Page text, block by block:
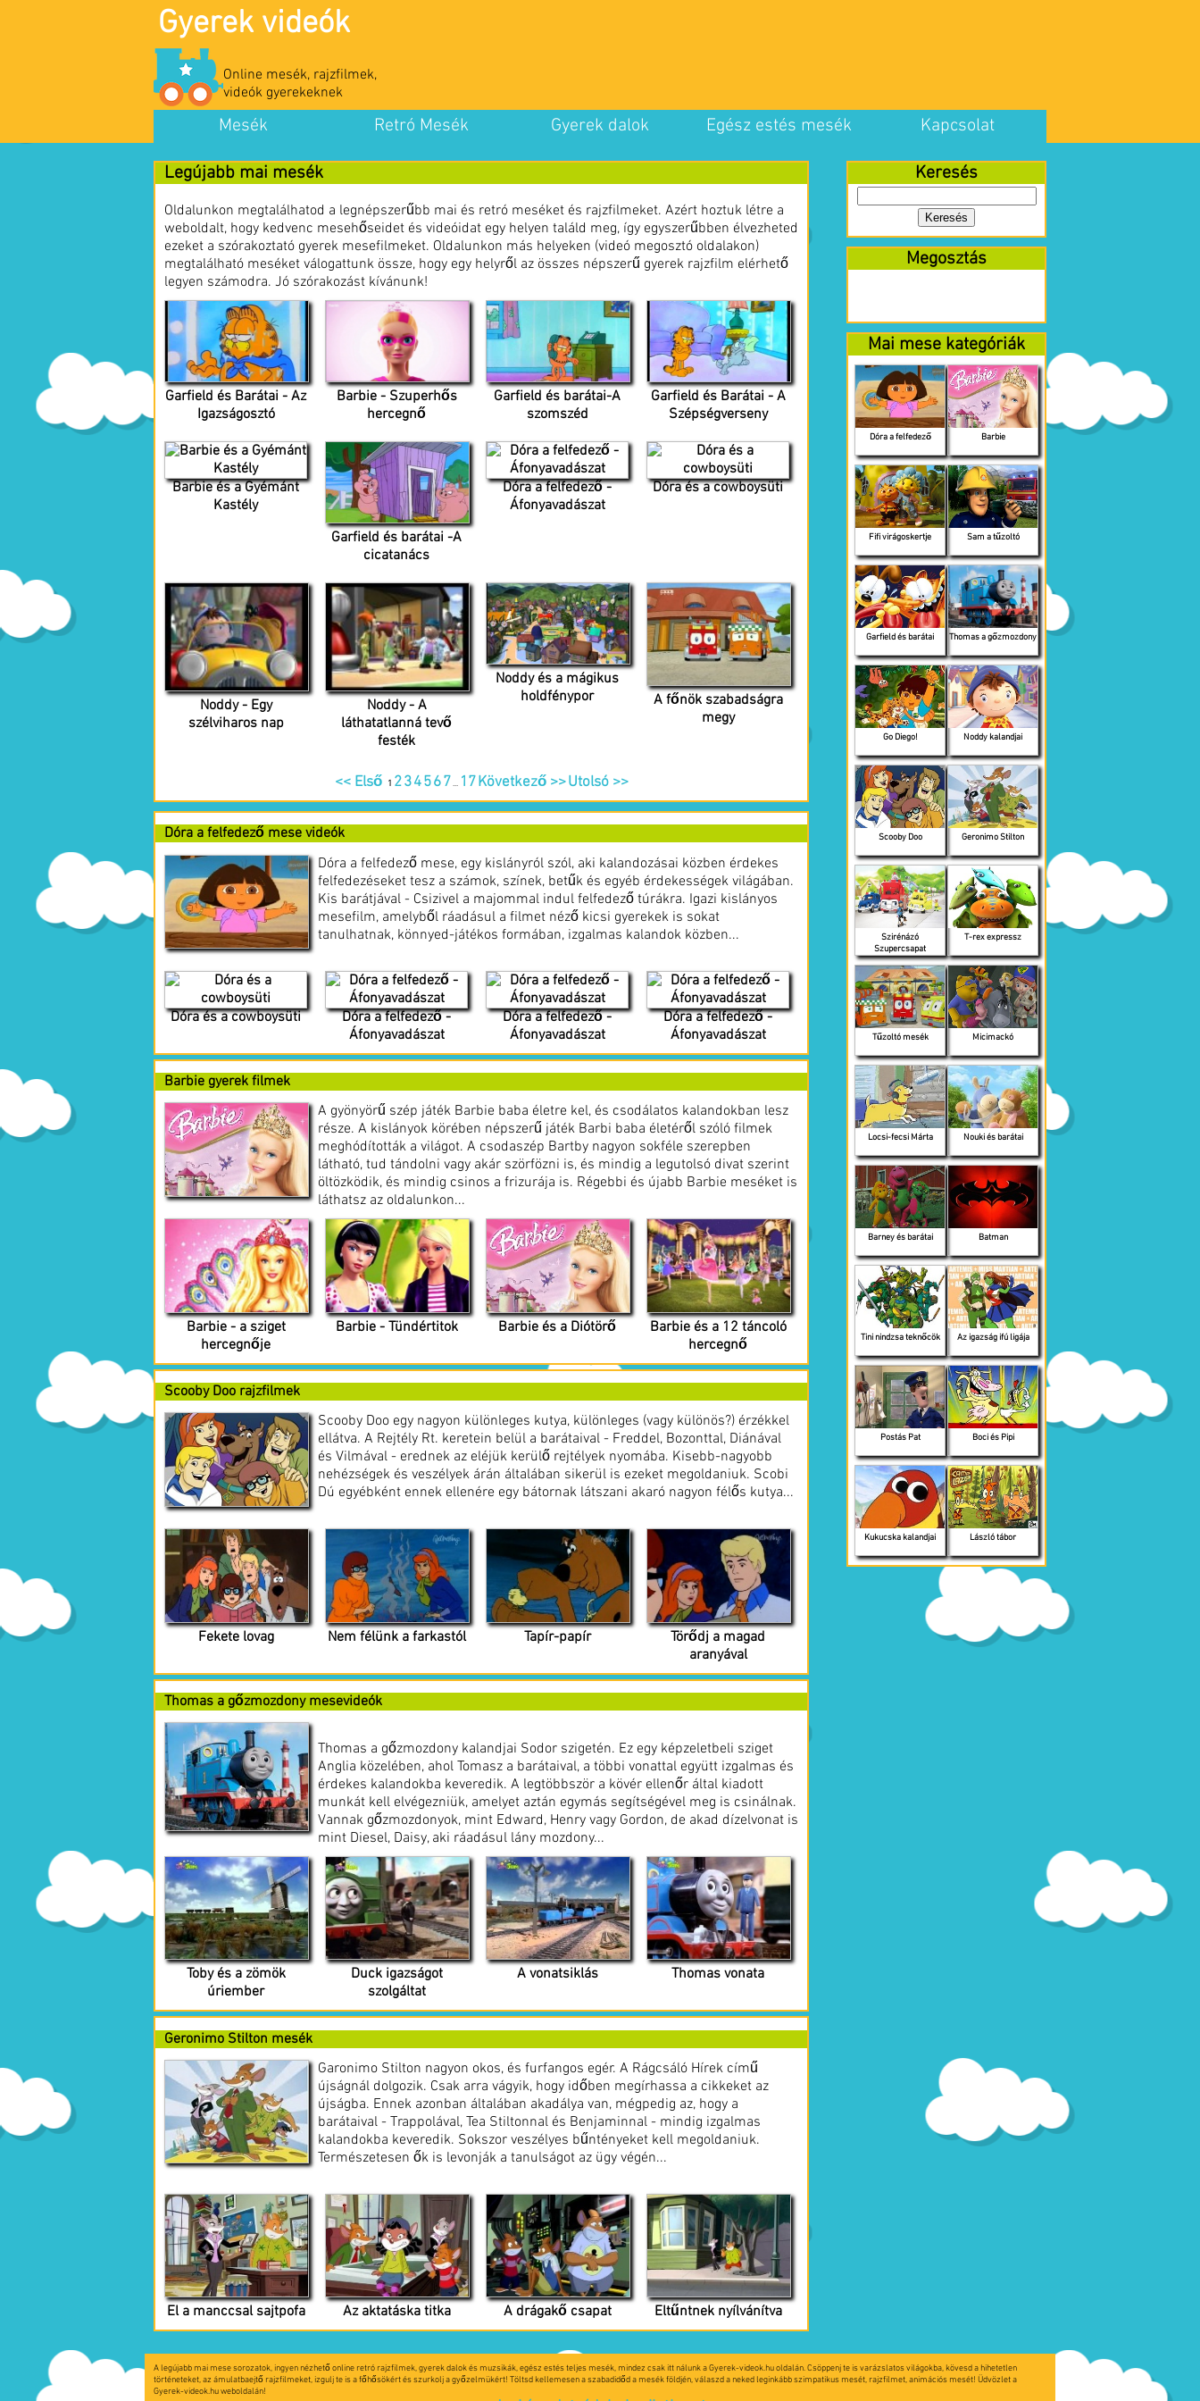
Gyerek videók
Online mesék, rajzfilmek,
videók gyerekeknek
Mesék Retró Mesék Gyerek dalok Egész estés mesék Kapcsolat
Legújabb mai mesék
Oldalunkon megtalálhatod a legnépszerűbb mai és retró meséket és rajzfilmeket. Azért hoztuk létre a
weboldalt, hogy kedvenc mesehőseidet és videóidat egy helyen találd meg, így egyszerűbben élvezheted
ezeket a szórakoztató gyerek mesefilmeket. Oldalunkon más helyeken (videó megosztó oldalakon)
megtalálható meséket válogattunk össze, hogy egy helyről az összes népszerű gyerek rajzfilm elérhető
legyen számodra. Jó szórakozást kívánunk!
Garfield és Barátai - Az
Igazságosztó
Barbie - Szuperhős
hercegnő
Garfield és barátai-A
szomszéd
Garfield és Barátai - A
Szépségverseny
Barbie és a Gyémánt
Kastély
Garfield és barátai -A
cicatanács
Dóra a felfedező -
Áfonyavadászat
Dóra és a cowboysüti
Noddy - Egy
szélviharos nap
Noddy - A
láthatatlanná tevő
festék
Noddy és a mágikus
holdfénypor
A főnök szabadságra
megy
<< Első 1 234567... 17Következő >>Utolsó >>
Dóra a felfedező mese videók
Dóra a felfedező mese, egy kislányról szól, aki kalandozásai közben érdekes
felfedezéseket tesz a számok, színek, betűk és egyéb érdekességek világában.
Kis barátjával - Csizivel a majommal indul felfedező túrákra. Igazi kislányos
mesefilm, amelyből ráadásul a filmet néző kicsi gyerekek is sokat
tanulhatnak, könnyed-játékos formában, izgalmas kalandok közben...
Dóra és a cowboysüti
Dóra a felfedező -
Áfonyavadászat
Dóra a felfedező -
Áfonyavadászat
Dóra a felfedező -
Áfonyavadászat
Barbie gyerek filmek
A gyönyörű szép játék Barbie baba életre kel, és csodálatos kalandokban lesz
része. A kislányok körében népszerű játék Barbi baba életéről szóló filmek
meghódították a világot. A csodaszép Bartby nagyon sokféle szerepben
látható, tud tándolni vagy akár szörfözni is, és mindig a legutolsó divat szerint
öltözködik, és mindig csinos a frizurája is. Régebbi és újabb Barbie meséket is
láthatsz az oldalunkon...
Barbie - a sziget
hercegnője
Barbie - Tündértitok Barbie és a Diótörő
Barbie és a 12 táncoló
hercegnő
Scooby Doo rajzfilmek
Scooby Doo egy nagyon különleges kutya, különleges (vagy különös?) érzékkel
ellátva. A Rejtély Rt. keretein belül a barátaival - Freddel, Bozonttal, Diánával
és Vilmával - erednek az eléjük kerülő rejtélyek nyomába. Kisebb-nagyobb
nehézségek és veszélyek árán általában sikerül is ezeket megoldaniuk. Scobi
Dú egyébként ennek ellenére egy bátornak látszani akaró nagyon félős kutya...
Fekete lovag Nem félünk a farkastól Tapír-papír
Törődj a magad
aranyával
Thomas a gőzmozdony mesevideók
Thomas a gőzmozdony kalandjai Sodor szigetén. Ez egy képzeletbeli sziget
Anglia közelében, ahol Tomasz a barátaival, a többi vonattal együtt izgalmas és
érdekes kalandokba keveredik. A legtöbbször a kövér ellenőr által kiadott
munkát kell elvégezniük, amelyet aztán egymás segítségével meg is csinálnak.
Vannak gőzmozdonyok, mint Edward, Henry vagy Gordon, de akad dízelvonat is
mint Diesel, Daisy, aki ráadásul lány mozdony...
Toby és a zömök
úriember
Duck igazságot
szolgáltat
A vonatsiklás Thomas vonata
Geronimo Stilton mesék
Garonimo Stilton nagyon okos, és furfangos egér. A Rágcsáló Hírek című
újságnál dolgozik. Csak arra vágyik, hogy időben megírhassa a cikkeket az
újságba. Ennek azonban általában akadálya van, mégpedig az, hogy a
barátaival - Trappolával, Tea Stiltonnal és Benjaminnal - mindig izgalmas
kalandokba keveredik. Sokszor veszélyes bűntényeket kell megoldaniuk.
Természetesen ők is levonják a tanulságot az ügy végén...
El a manccsal sajtpofa Az aktatáska titka A drágakő csapat Eltűntnek nyílvánítva
Keresés
Megosztás
Mai mese kategóriák
Dóra a felfedező Barbie
Fifi virágoskertje Sam a tűzoltó
Garfield és barátai Thomas a gőzmozdony
Go Diego! Noddy kalandjai
Scooby Doo Geronimo Stilton
Szirénázó
Szupercsapat
T-rex expressz
Tűzoltó mesék Micimackó
Locsi-fecsi Márta Nouki és barátai
Barney és barátai Batman
Tini nindzsa teknőcök Az igazság ifú ligája
Postás Pat Boci és Pipi
Kukucska kalandjai László tábor
A legújabb mai mese sorozatok, ingyen nézhető online retró rajzfilmek, gyerek dalok és muzsikák, egész estés teljes mesék, mindez csak itt nálunk a Gyerek-videok.hu oldalán. Csöppenj te is varázslatos világokba, kövesd a hihetetlen
történeteket, az ámulatbaejtő rajzfilmeket, izgulj te is a főhősökért és szurkolj a győzelmükért! Töltsd kellemesen a szabadidőd a mesék földjén, válaszd a neked leginkább szimpatikus mesét, rajzfilmet, animációs mesét! Üdvözlet a
Gyerek-videok.hu weboldalán!